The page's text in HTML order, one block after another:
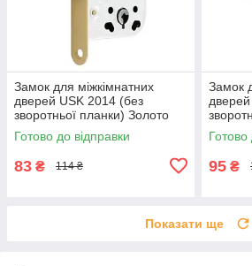
Замок для міжкімнатних
дверей USK 2014 (без
зворотньої планки) Золото
Готово до відправки
83 ₴ 114 ₴
Замок
дверей
бронза
Готово
95 ₴
Показати ще